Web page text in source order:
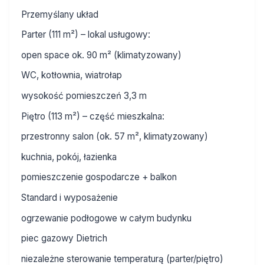
Przemyślany układ
Parter (111 m²) – lokal usługowy:
open space ok. 90 m² (klimatyzowany)
WC, kotłownia, wiatrołap
wysokość pomieszczeń 3,3 m
Piętro (113 m²) – część mieszkalna:
przestronny salon (ok. 57 m², klimatyzowany)
kuchnia, pokój, łazienka
pomieszczenie gospodarcze + balkon
Standard i wyposażenie
ogrzewanie podłogowe w całym budynku
piec gazowy Dietrich
niezależne sterowanie temperaturą (parter/piętro)